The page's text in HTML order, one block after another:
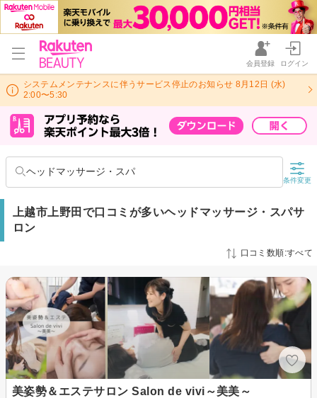
会員登録 ログイン
システムメンテナンスに伴うサービス停止のお知らせ 8月12日 (水)
2:00〜5:30
ヘッドマッサージ・スパ
条件変更
上越市上野田で口コミが多いヘッドマッサージ・スパサ
ロン
口コミ数順:すべて
美姿勢＆エステサロン Salon de vivi～美美～